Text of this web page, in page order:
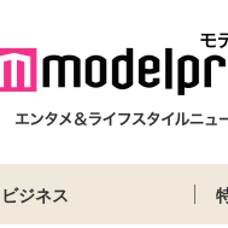
ビジネス